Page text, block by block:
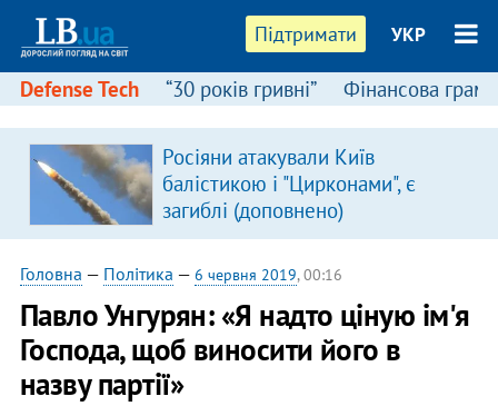
Підтримати УКР
Defense Tech “30 років гривні” Фінансова
Росіяни атакували Київ
балістикою і "Цирконами", є
загиблі (доповнено)
Головна — Політика — 6 червня 2019, 00:16
Павло Унгурян: «Я надто ціную ім'я
Господа, щоб виносити його в
назву партії»